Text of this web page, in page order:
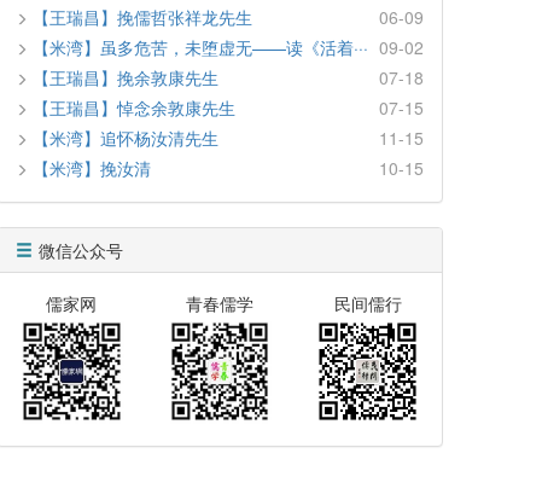
【王瑞昌】挽儒哲张祥龙先生
06-09
【米湾】虽多危苦，未堕虚无——读《活着··· 09-02
【王瑞昌】挽余敦康先生
07-18
【王瑞昌】悼念余敦康先生
07-15
【米湾】追怀杨汝清先生
11-15
【米湾】挽汝清
10-15
微信公众号
儒家网 青春儒学 民间儒行